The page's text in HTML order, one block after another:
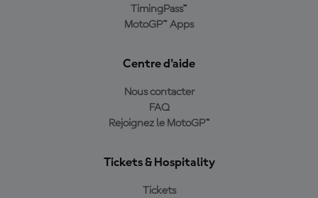
TimingPass™
MotoGP™ Apps
Centre d'aide
Nous contacter
FAQ
Rejoignez le MotoGP™
Tickets & Hospitality
Tickets